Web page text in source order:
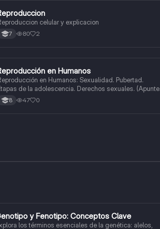
Biologia
celular y explicacion
7 80 2
Biologia en Humanos
en Humanos: Sexualidad. Pubertad.
de la adolescencia. Derechos sexuales. (Apunte
inglés con diagramas)
8 47 0
Biologia y Fenotipo: Conceptos Clave
los términos esenciales de la genética: alelos,